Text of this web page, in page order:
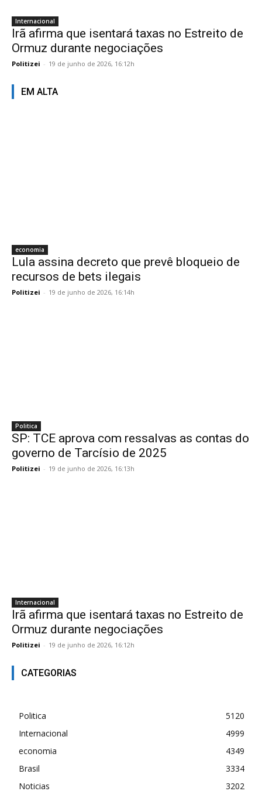
Internacional
Irã afirma que isentará taxas no Estreito de
Ormuz durante negociações
Politizei - 19 de junho de 2026, 16:12h
EM ALTA
economia
Lula assina decreto que prevê bloqueio de
recursos de bets ilegais
Politizei - 19 de junho de 2026, 16:14h
Politica
SP: TCE aprova com ressalvas as contas do
governo de Tarcísio de 2025
Politizei - 19 de junho de 2026, 16:13h
Internacional
Irã afirma que isentará taxas no Estreito de
Ormuz durante negociações
Politizei - 19 de junho de 2026, 16:12h
CATEGORIAS
Politica
5120
Internacional
4999
economia
4349
Brasil
3334
Noticias
3202